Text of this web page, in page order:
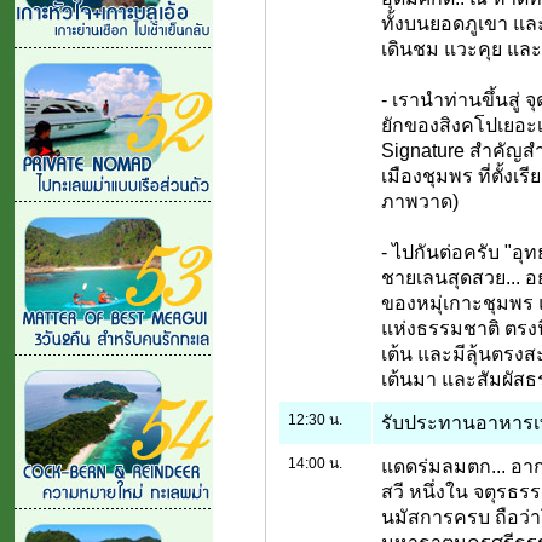
ทั้งบนยอดภูเขา แ
เดินชม แวะคุย แล
- เรานำท่านขึ้นสู่
ยักของสิงคโปเยอ
Signature สำคัญส
เมืองชุมพร ที่ตั้งเรี
ภาพวาด)
- ไปกันต่อครับ "อุท
ชายเลนสุดสวย...
ของหมุ่เกาะชุมพร
แห่งธรรมชาติ ตร
เต้น และมีลุ้นตรง
เต้นมา และสัมผัส
12:30 น. รับประทานอาหาร
14:00 น.
แดดร่มลมตก... อา
สวี หนึ่งใน จตุรธร
นมัสการครบ ถือว่